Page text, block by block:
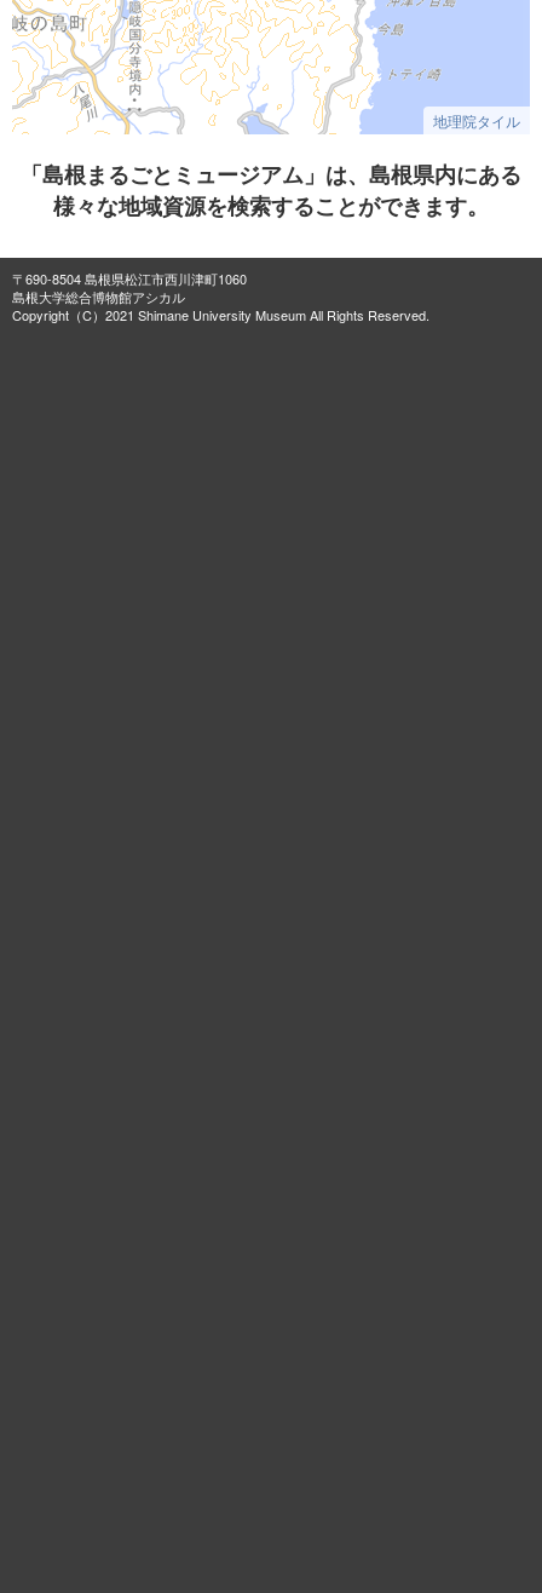
地理院タイル
「島根まるごとミュージアム」は、島根県内にある
様々な地域資源を検索することができます。
〒690-8504 島根県松江市西川津町1060
島根大学総合博物館アシカル
Copyright（C）2021 Shimane University Museum All Rights Reserved.